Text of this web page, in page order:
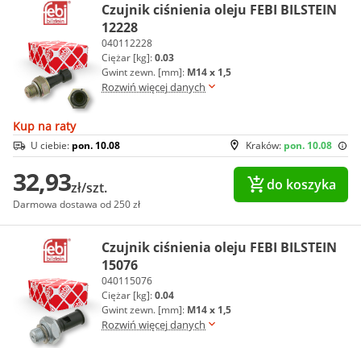
Czujnik ciśnienia oleju FEBI BILSTEIN
12228
040112228
Ciężar [kg]:0.03
Gwint zewn. [mm]: M14 x 1,5
Rozwiń więcej danych
Kup na raty
Kraków: pon. 10.08
U ciebie: pon. 10.08
32,93zł/szt.
Darmowa dostawa od 250 zł
do koszyka
Czujnik ciśnienia oleju FEBI BILSTEIN
15076
040115076
Ciężar [kg]:0.04
Gwint zewn. [mm]: M14 x 1,5
Rozwiń więcej danych